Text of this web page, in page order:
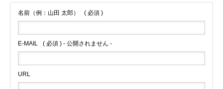
名前（例：山田 太郎） ( 必須 )
E-MAIL ( 必須 ) - 公開されません -
URL